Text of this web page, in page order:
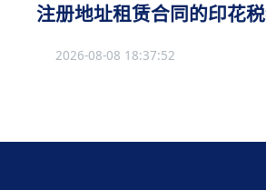
注册地址租赁合同的印花
2026-08-08 18:37:52